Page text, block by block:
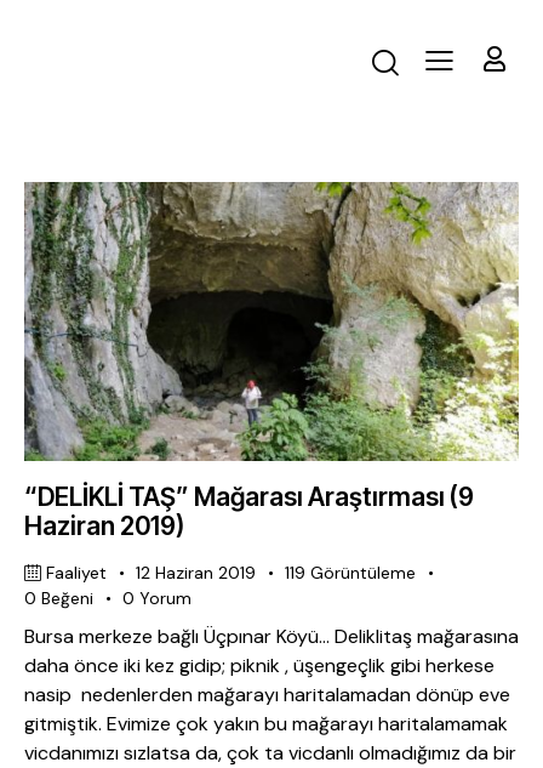
“DELİKLİ TAŞ” Mağarası Araştırması (9
Haziran 2019)
Faaliyet 12 Haziran 2019 119 Görüntüleme
0 Beğeni 0 Yorum
Bursa merkeze bağlı Üçpınar Köyü… Deliklitaş mağarasına
daha önce iki kez gidip; piknik , üşengeçlik gibi herkese
nasip nedenlerden mağarayı haritalamadan dönüp eve
gitmiştik. Evimize çok yakın bu mağarayı haritalamamak
vicdanımızı sızlatsa da, çok ta vicdanlı olmadığımız da bir